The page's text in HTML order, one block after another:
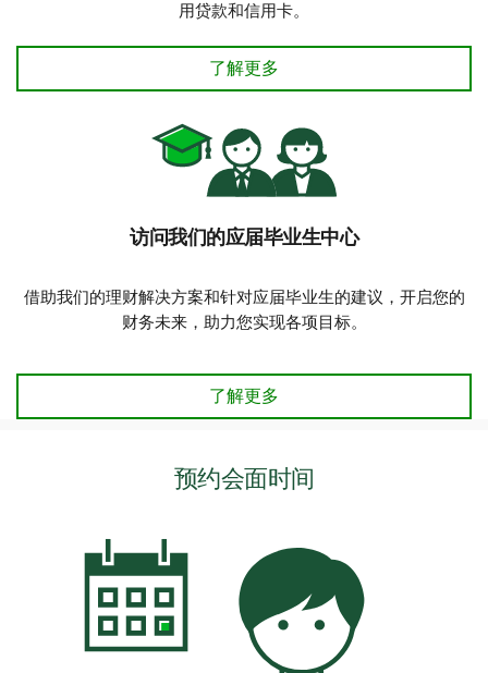
用贷款和信用卡。
访问我们的学生中心
了解更多
访问我们的应届毕业生中心
借助我们的理财解决方案和针对应届毕业生的建议，开启您的
财务未来，助力您实现各项目标。
访问我们的应届毕业生中心
了解更多
预约会面时间